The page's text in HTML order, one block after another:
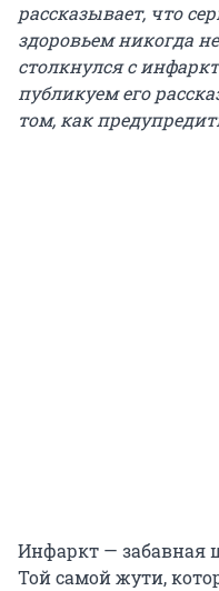
рассказывает, что
здоровьем никогда
столкнулся с
публикуем его
том, как
Инфаркт — забавная
Той самой жути,